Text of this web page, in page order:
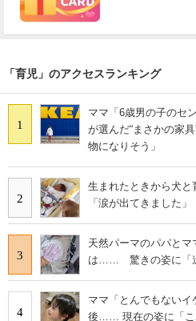
「育児」のアクセスランキング
1
ママ「6歳男の子の
が選んだ“まさかの家
物になりそう」
2
生まれたときから犬
「涙が出てきました
3
天然パーマのパパと
は…… 驚きの姿に「遺
4
ママ「とんでもない
後…… 現在の姿に「こ